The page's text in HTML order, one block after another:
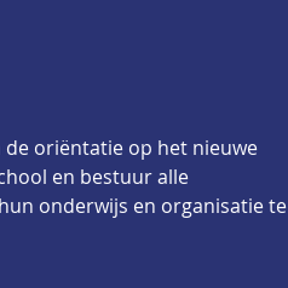
oriëntatie op het nieuwe
en bestuur alle
onderwijs en organisatie te